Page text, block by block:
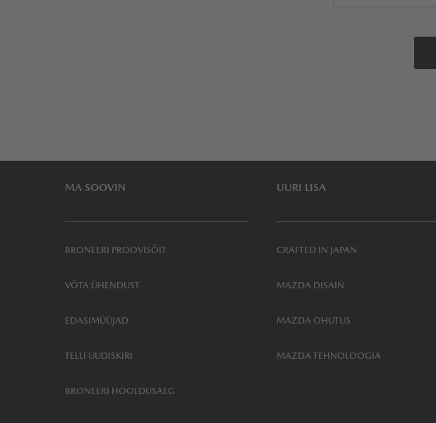
MA SOOVIN
BRONEERI PROOVISÕIT
VÕTA ÜHENDUST
EDASIMÜÜJAD
TELLI UUDISKIRI
BRONEERI HOOLDUSAEG
UURI LISA
CRAFTED IN JAPAN
MAZDA DISAIN
MAZDA OHUTUS
MAZDA TEHNOLOOGIA